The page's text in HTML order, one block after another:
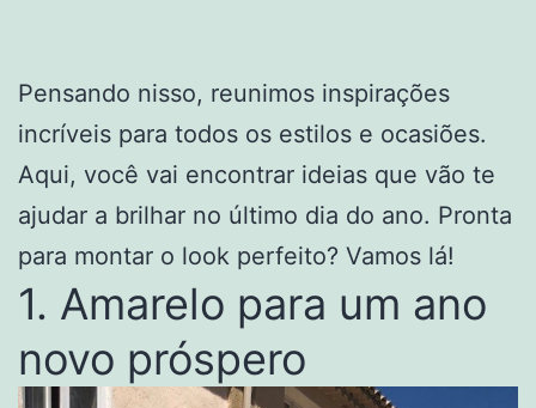
Pensando nisso, reunimos inspirações
incríveis para todos os estilos e ocasiões.
Aqui, você vai encontrar ideias que vão te
ajudar a brilhar no último dia do ano. Pronta
para montar o look perfeito? Vamos lá!
1. Amarelo para um ano
novo próspero